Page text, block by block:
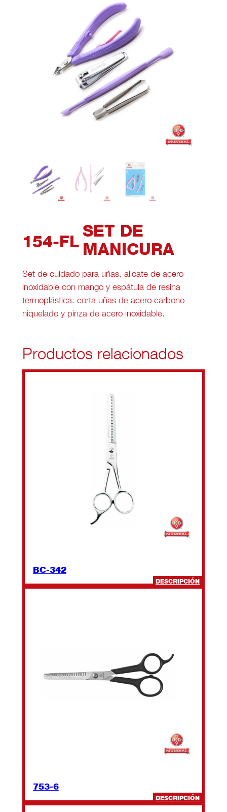
154-FL
SET DE
MANICURA
Set de cuidado para uñas. alicate de acero
inoxidable con mango y espátula de resina
termoplástica. corta uñas de acero carbono
niquelado y pinza de acero inoxidable.
Productos relacionados
BC-342
DESCRIPCIÓN:
BC-
753-6
DESCRIPCIÓN:
753-